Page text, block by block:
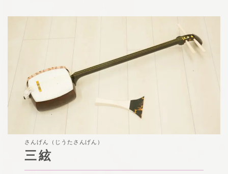
さんげん（じうたさんげん）
三絃